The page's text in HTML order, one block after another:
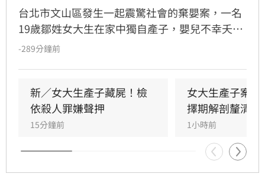
台北市文山區發生一起震驚社會的棄嬰案，一名
19歲鄒姓女大生在家中獨自產子，嬰兒不幸夭折
後，她竟將遺體藏於房內數日，直至飄散異味才
女雖涉犯殺人罪嫌重大，且有湮滅證據之虞遭檢
方聲請羈押，但台北地方法院審理後，認定其無
逃亡之虞，裁定無保請回。此案揭露了年輕女性
隱匿懷孕的社會隱憂，全案目前正由檢警深入調
查中，釐清嬰兒死亡真相與鄒女當時的犯罪動
機，後續司法進度備受各界高度關注。
-289分鐘前
新／女大生產子藏屍！檢
依殺人罪嫌聲押
15分鐘前
女大生產子案
擇期解剖釐清死
1小時前